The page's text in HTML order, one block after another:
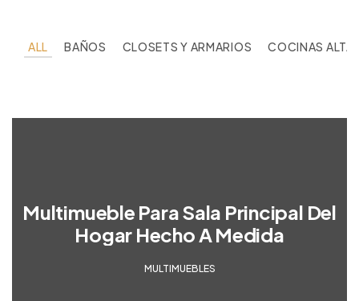
ALL BAÑOS CLOSETS Y ARMARIOS COCINAS ALTA
Multimueble Para Sala Principal Del
Hogar Hecho A Medida
MULTIMUEBLES